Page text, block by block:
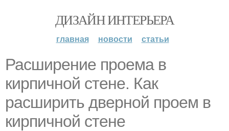
ДИЗАЙН ИНТЕРЬЕРА
главная новости статьи
Расширение проема в
кирпичной стене. Как
расширить дверной проем в
кирпичной стене